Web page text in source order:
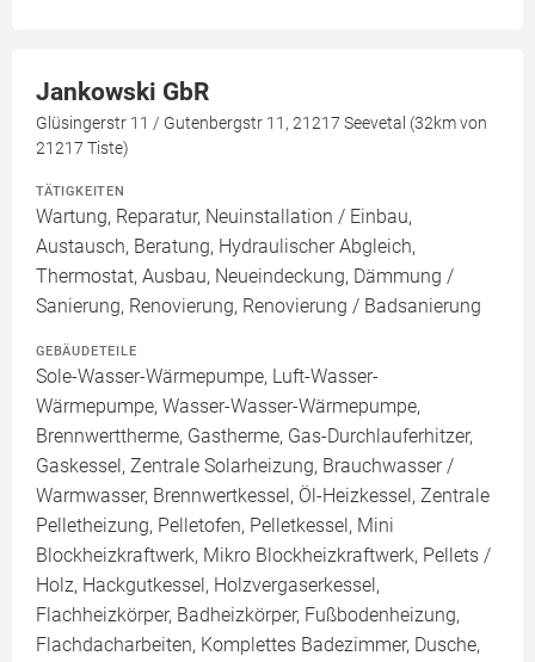
Jankowski GbR
Glüsingerstr 11 / Gutenbergstr 11, 21217 Seevetal (32km von
21217 Tiste)
TÄTIGKEITEN
Wartung, Reparatur, Neuinstallation / Einbau,
Austausch, Beratung, Hydraulischer Abgleich,
Thermostat, Ausbau, Neueindeckung, Dämmung /
Sanierung, Renovierung, Renovierung / Badsanierung
GEBÄUDETEILE
Sole-Wasser-Wärmepumpe, Luft-Wasser-
Wärmepumpe, Wasser-Wasser-Wärmepumpe,
Brennwerttherme, Gastherme, Gas-Durchlauferhitzer,
Gaskessel, Zentrale Solarheizung, Brauchwasser /
Warmwasser, Brennwertkessel, Öl-Heizkessel, Zentrale
Pelletheizung, Pelletofen, Pelletkessel, Mini
Blockheizkraftwerk, Mikro Blockheizkraftwerk, Pellets /
Holz, Hackgutkessel, Holzvergaserkessel,
Flachheizkörper, Badheizkörper, Fußbodenheizung,
Flachdacharbeiten, Komplettes Badezimmer, Dusche,